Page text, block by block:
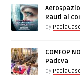
Rauti al
by
COMFOP
Padova
by